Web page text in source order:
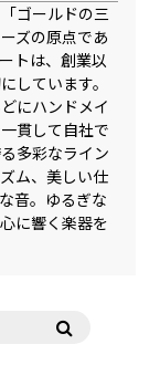
ゴールドの三
ズの原点であ
トは、創業以
しています。
にハンドメイ
貫して自社で
多彩なライン
ム、美しい仕
音。ゆるぎな
に響く楽器を